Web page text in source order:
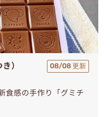
） 08/08 更新
食感の手作り「グミチ